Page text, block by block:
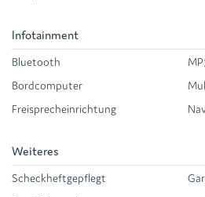
Infotainment
Bluetooth
Bordcomputer
Freisprecheinrichtung
Weiteres
Scheckheftgepflegt